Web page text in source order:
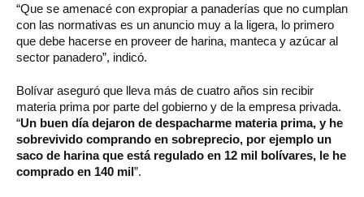
“Que se amenacé con expropiar a panaderías que no cumplan
con las normativas es un anuncio muy a la ligera, lo primero
que debe hacerse en proveer de harina, manteca y azúcar al
sector panadero”, indicó.
Bolívar aseguró que lleva más de cuatro años sin recibir
materia prima por parte del gobierno y de la empresa privada.
“Un buen día dejaron de despacharme materia prima, y he
sobrevivido comprando en sobreprecio, por ejemplo un
saco de harina que está regulado en 12 mil bolívares, le he
comprado en 140 mil”.